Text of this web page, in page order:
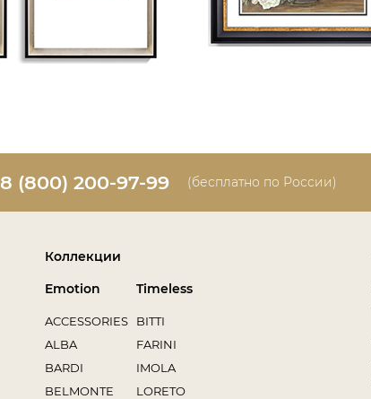
8 (800) 200-97-99 (бесплатно по России)
Коллекции
Emotion
ACCESSORIES
ALBA
BARDI
BELMONTE
Timeless
BITTI
FARINI
IMOLA
LORETO